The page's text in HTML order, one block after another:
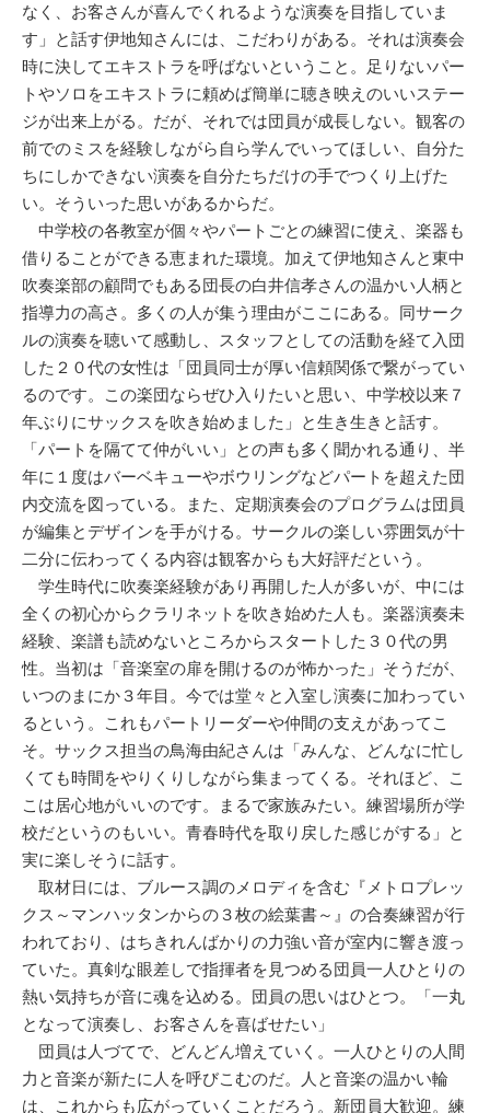
なく、お客さんが喜んでくれるような演奏を目指していま
す」と話す伊地知さんには、こだわりがある。それは演奏会
時に決してエキストラを呼ばないということ。足りないパー
トやソロをエキストラに頼めば簡単に聴き映えのいいステー
ジが出来上がる。だが、それでは団員が成長しない。観客の
前でのミスを経験しながら自ら学んでいってほしい、自分た
ちにしかできない演奏を自分たちだけの手でつくり上げた
い。そういった思いがあるからだ。
中学校の各教室が個々やパートごとの練習に使え、楽器も
借りることができる恵まれた環境。加えて伊地知さんと東中
吹奏楽部の顧問でもある団長の白井信孝さんの温かい人柄と
指導力の高さ。多くの人が集う理由がここにある。同サーク
ルの演奏を聴いて感動し、スタッフとしての活動を経て入団
した２０代の女性は「団員同士が厚い信頼関係で繋がってい
るのです。この楽団ならぜひ入りたいと思い、中学校以来７
年ぶりにサックスを吹き始めました」と生き生きと話す。
「パートを隔てて仲がいい」との声も多く聞かれる通り、半
年に１度はバーベキューやボウリングなどパートを超えた団
内交流を図っている。また、定期演奏会のプログラムは団員
が編集とデザインを手がける。サークルの楽しい雰囲気が十
二分に伝わってくる内容は観客からも大好評だという。
学生時代に吹奏楽経験があり再開した人が多いが、中には
全くの初心からクラリネットを吹き始めた人も。楽器演奏未
経験、楽譜も読めないところからスタートした３０代の男
性。当初は「音楽室の扉を開けるのが怖かった」そうだが、
いつのまにか３年目。今では堂々と入室し演奏に加わってい
るという。これもパートリーダーや仲間の支えがあってこ
そ。サックス担当の鳥海由紀さんは「みんな、どんなに忙し
くても時間をやりくりしながら集まってくる。それほど、こ
こは居心地がいいのです。まるで家族みたい。練習場所が学
校だというのもいい。青春時代を取り戻した感じがする」と
実に楽しそうに話す。
取材日には、ブルース調のメロディを含む『メトロプレッ
クス～マンハッタンからの３枚の絵葉書～』の合奏練習が行
われており、はちきれんばかりの力強い音が室内に響き渡っ
ていた。真剣な眼差しで指揮者を見つめる団員一人ひとりの
熱い気持ちが音に魂を込める。団員の思いはひとつ。「一丸
となって演奏し、お客さんを喜ばせたい」
団員は人づてで、どんどん増えていく。一人ひとりの人間
力と音楽が新たに人を呼びこむのだ。人と音楽の温かい輪
は、これからも広がっていくことだろう。新団員大歓迎。練